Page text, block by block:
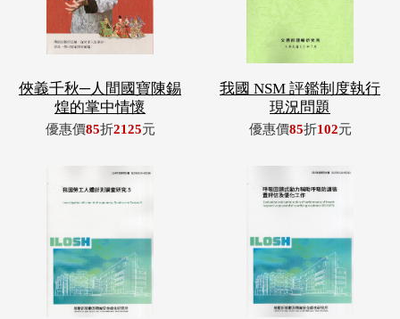
俠義千秋─人間國寶陳錫
煌的掌中情懷
優惠價85折2125元
我國 NSM 評鑑制度執行
現況問題
優惠價85折102元